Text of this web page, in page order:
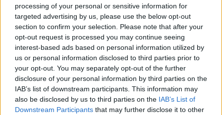
processing of your personal or sensitive information for
targeted advertising by us, please use the below opt-out
section to confirm your selection. Please note that after your
opt-out request is processed you may continue seeing
interest-based ads based on personal information utilized by
us or personal information disclosed to third parties prior to
your opt-out. You may separately opt-out of the further
disclosure of your personal information by third parties on the
IAB’s list of downstream participants. This information may
also be disclosed by us to third parties on the IAB’s List of
Downstream Participants that may further disclose it to other
ΔΙΕΘΝΗ
19/08/2018 - 22:02
Ανεβαίνει ο αριθμός των νεκρών στην
Ινδία-700.000 οι εκτοπισμένοι
Θρήνος στην Ινδία με τον αριθμό των